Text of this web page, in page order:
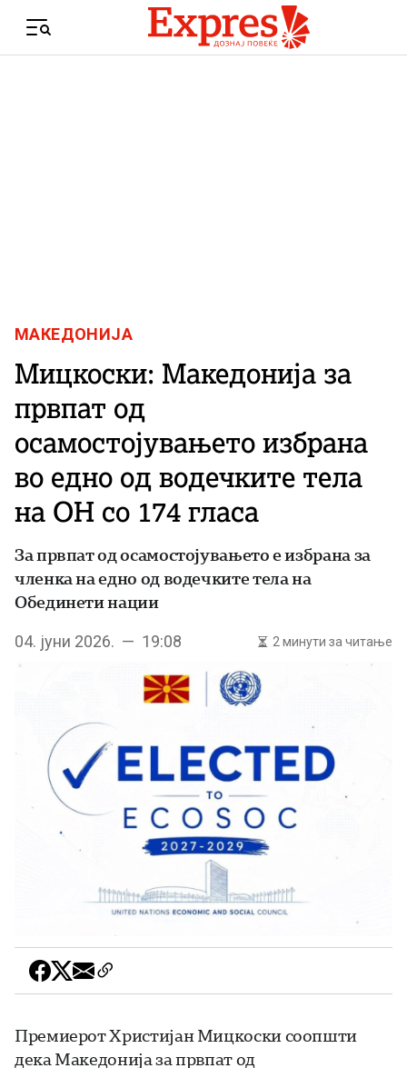
Menu
МАКЕДОНИЈА
Мицкоски: Македонија за
првпат од
осамостојувањето избрана
во едно од водечките тела
на ОН со 174 гласа
За првпат од осамостојувањето е избрана за
членка на едно од водечките тела на
Обединети нации
04. јуни 2026. — 19:08 2 минути за читање
Премиерот Христијан Мицкоски соопшти
дека Македонија за првпат од